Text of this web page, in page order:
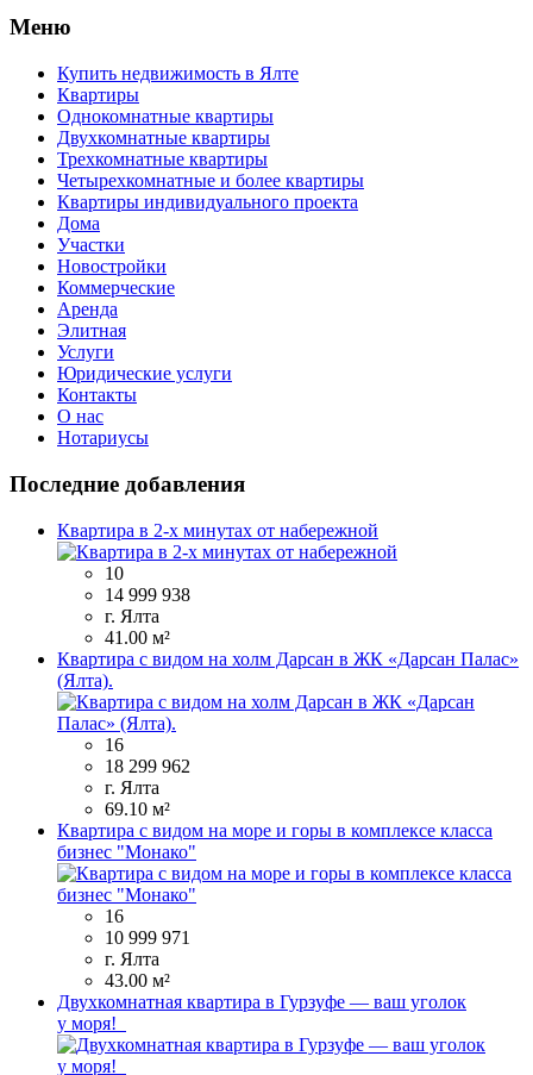
Меню
Купить недвижимость в Ялте
Квартиры
Однокомнатные квартиры
Двухкомнатные квартиры
Трехкомнатные квартиры
Четырехкомнатные и более квартиры
Квартиры индивидуального проекта
Дома
Участки
Новостройки
Коммерческие
Аренда
Элитная
Услуги
Юридические услуги
Контакты
О нас
Нотариусы
Последние добавления
Квартира в 2-х минутах от набережной
10
14 999 938
г. Ялта
41.00 м²
Квартира с видом на холм Дарсан в ЖК «Дарсан Палас»
(Ялта).
16
18 299 962
г. Ялта
69.10 м²
Квартира с видом на море и горы в комплексе класса
бизнес "Монако"
16
10 999 971
г. Ялта
43.00 м²
Двухкомнатная квартира в Гурзуфе — ваш уголок
у моря!